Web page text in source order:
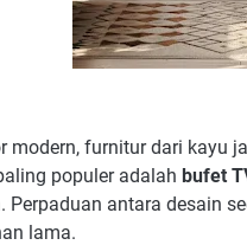
modern, furnitur dari kayu
populer adalah bufet
Perpaduan antara desain
lama.